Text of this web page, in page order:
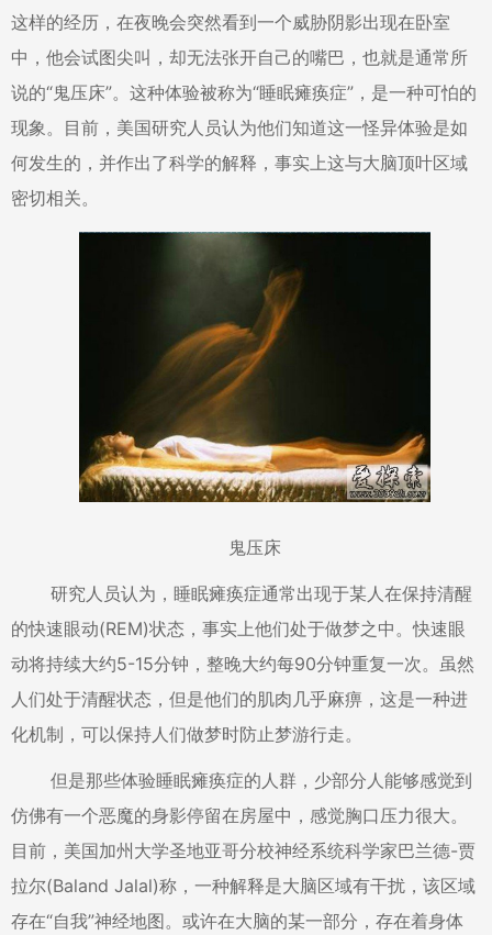
这样的经历，在夜晚会突然看到一个威胁阴影出现在卧室
中，他会试图尖叫，却无法张开自己的嘴巴，也就是通常所
说的“鬼压床”。这种体验被称为“睡眠瘫痪症”，是一种可怕的
现象。目前，美国研究人员认为他们知道这一怪异体验是如
何发生的，并作出了科学的解释，事实上这与大脑顶叶区域
密切相关。
鬼压床
研究人员认为，睡眠瘫痪症通常出现于某人在保持清醒
的快速眼动(REM)状态，事实上他们处于做梦之中。快速眼
动将持续大约5-15分钟，整晚大约每90分钟重复一次。虽然
人们处于清醒状态，但是他们的肌肉几乎麻痹，这是一种进
化机制，可以保持人们做梦时防止梦游行走。
但是那些体验睡眠瘫痪症的人群，少部分人能够感觉到
仿佛有一个恶魔的身影停留在房屋中，感觉胸口压力很大。
目前，美国加州大学圣地亚哥分校神经系统科学家巴兰德-贾
拉尔(Baland Jalal)称，一种解释是大脑区域有干扰，该区域
存在“自我”神经地图。或许在大脑的某一部分，存在着身体